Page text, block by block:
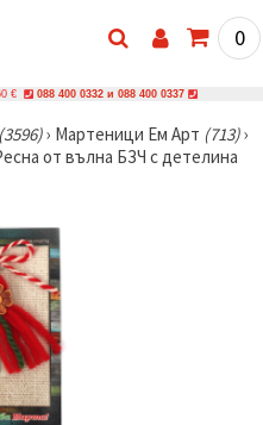
0
€ 088 400 0332 и 088 400 0337
(3596)› Мартеници Ем Арт (713)›
от вълна БЗЧ с детелина